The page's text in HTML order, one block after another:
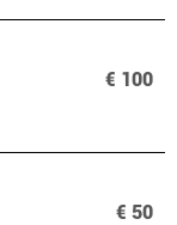
€ 100
€ 50